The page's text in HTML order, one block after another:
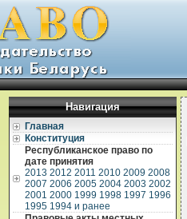
Навигация
Главная
Конституция
Республиканское право по
дате принятия
2013 2012 2011 2010 2009 2008
2007 2006 2005 2004 2003 2002
2001 2000 1999 1998 1997 1996
1995 1994 и ранее